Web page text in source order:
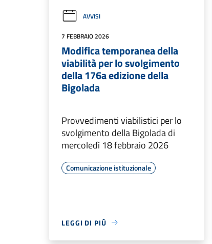
AVVISI
7 FEBBRAIO 2026
Modifica temporanea della
viabilità per lo svolgimento
della 176a edizione della
Bigolada
Provvedimenti viabilistici per lo
svolgimento della Bigolada di
mercoledì 18 febbraio 2026
Comunicazione istituzionale
LEGGI DI PIÙ